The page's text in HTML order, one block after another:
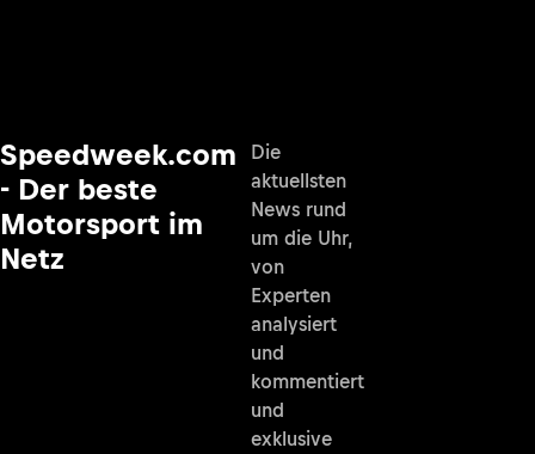
Speedweek.com
- Der beste
Motorsport im
Netz
Die
aktuellsten
News rund
um die Uhr,
von
Experten
analysiert
und
kommentiert
und
exklusive